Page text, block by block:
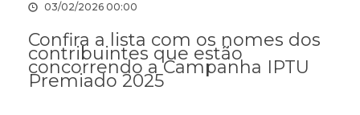
03/02/2026 00:00
Confira a lista com os nomes dos
contribuintes que estão
concorrendo a Campanha IPTU
Premiado 2025